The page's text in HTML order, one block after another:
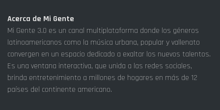
Acerca de Mi Gente
Mi Gente 3.0 es un canal multiplataforma donde los géneros
latinoamericanos como la música urbana, popular y vallenato
convergen en un espacio dedicado a exaltar los nuevos talentos.
Es una ventana interactiva, que unida a las redes sociales,
brinda entretenimiento a millones de hogares en más de 12
países del continente americano.